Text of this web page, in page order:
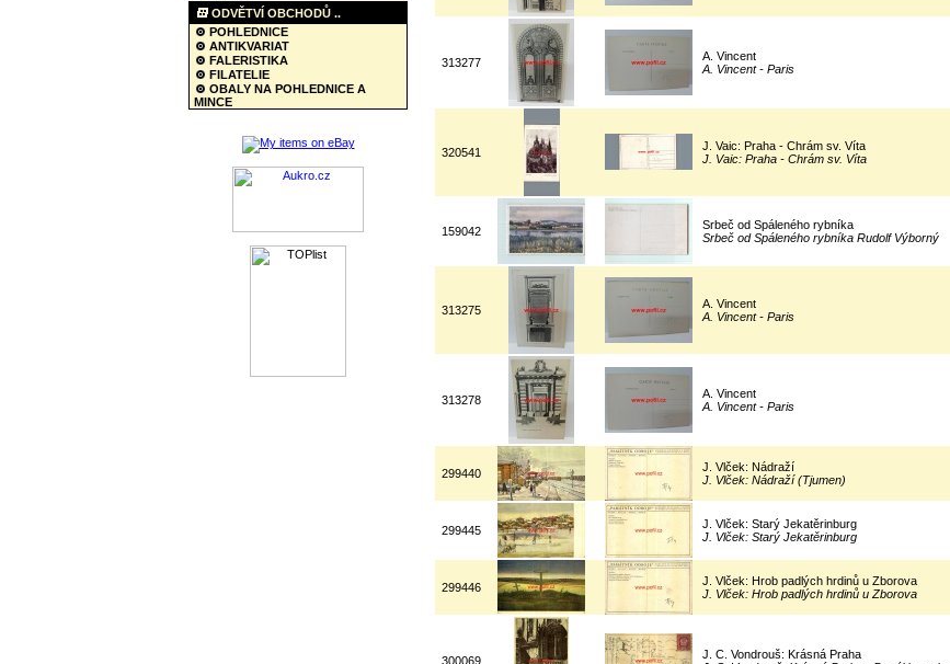
ODVĚTVÍ OBCHODŮ ..
POHLEDNICE
ANTIKVARIAT
FALERISTIKA
FILATELIE
OBALY NA POHLEDNICE A
MINCE
313277
A. Vincent
A. Vincent - Paris
320541
J. Vaic: Praha - Chrám sv. Víta
J. Vaic: Praha - Chrám sv. Víta
159042
Srbeč od Spáleného rybníka
Srbeč od Spáleného rybníka Rudolf Výborný
313275
A. Vincent
A. Vincent - Paris
313278
A. Vincent
A. Vincent - Paris
299440
J. Vlček: Nádraží
J. Vlček: Nádraží (Tjumen)
299445
J. Vlček: Starý Jekatěrinburg
J. Vlček: Starý Jekatěrinburg
299446
J. Vlček: Hrob padlých hrdinů u Zborova
J. Vlček: Hrob padlých hrdinů u Zborova
300069
J. C. Vondrouš: Krásná Praha